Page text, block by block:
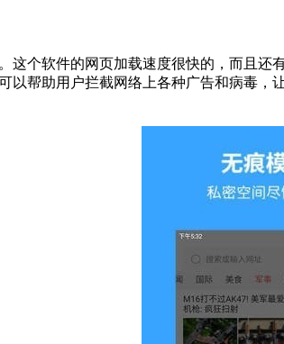
这个软件的网页加载速度很快的，而且
以帮助用户拦截网络上各种广告和病毒